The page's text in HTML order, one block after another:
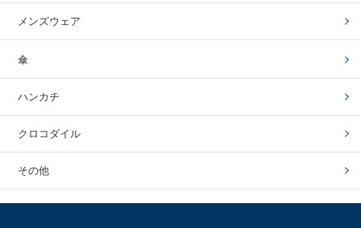
メンズウェア
傘
ハンカチ
クロコダイル
その他